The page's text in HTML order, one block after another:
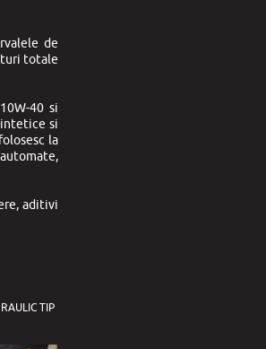
de
totale
40 si
si
la
aditivi
TIP